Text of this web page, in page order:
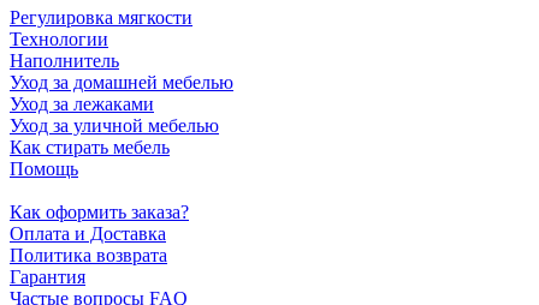
Регулировка мягкости
Технологии
Наполнитель
Уход за домашней мебелью
Уход за лежаками
Уход за уличной мебелью
Как стирать мебель
Помощь
Как оформить заказа?
Оплата и Доставка
Политика возврата
Гарантия
Частые вопросы FAQ